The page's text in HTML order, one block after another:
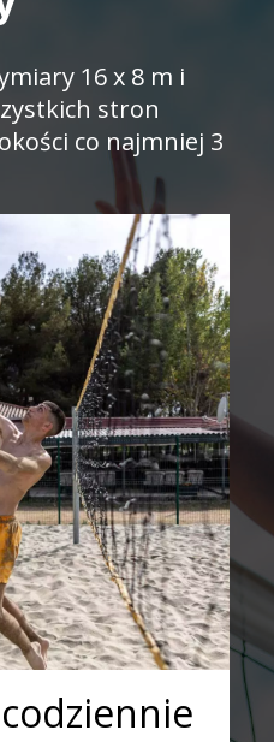
16 x 8 m i
stron
co najmniej 3